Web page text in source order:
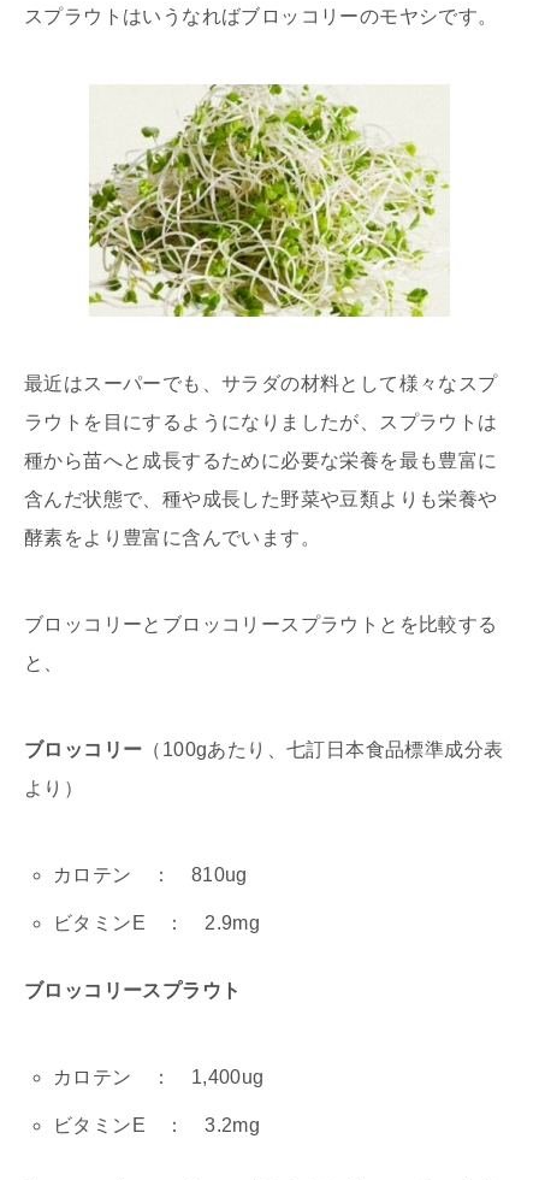
スプラウトはいうなればブロッコリーのモヤシです。
最近はスーパーでも、サラダの材料として様々なスプ
ラウトを目にするようになりましたが、スプラウトは
種から苗へと成長するために必要な栄養を最も豊富に
含んだ状態で、種や成長した野菜や豆類よりも栄養や
酵素をより豊富に含んでいます。
ブロッコリーとブロッコリースプラウトとを比較する
と、
ブロッコリー （100gあたり、七訂日本食品標準成分表
より）
カロテン ： 810ug
ビタミンE ： 2.9mg
ブロッコリースプラウト
カロテン ： 1,400ug
ビタミンE ： 3.2mg